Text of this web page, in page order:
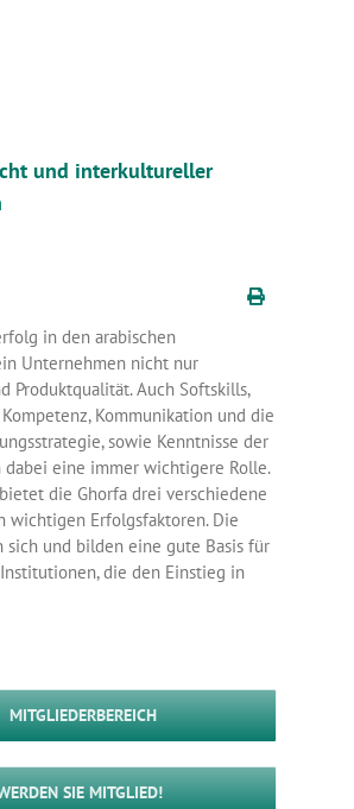
und interkultureller
in den arabischen
Unternehmen nicht nur
Produktqualität. Auch Softskills,
Kommunikation und die
sowie Kenntnisse der
dabei eine immer wichtigere Rolle.
die Ghorfa drei verschiedene
wichtigen Erfolgsfaktoren. Die
sich und bilden eine gute Basis für
die den Einstieg in
MITGLIEDERBEREICH
SIE MITGLIED!